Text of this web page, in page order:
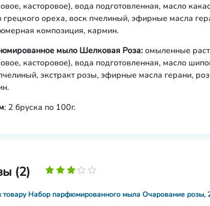
касторовое), вода подготовленная, масло
грецкого ореха, воск пчелиный, эфирные масла
композиция, кармин.
мыло Шелковая Роза:омыленные
касторовое), вода подготовленная, масло
экстракт розы, эфирные масла герани,
: 2 бруска по 100г.
(2)
товару Набор парфюмированного мыла Очарование розы,